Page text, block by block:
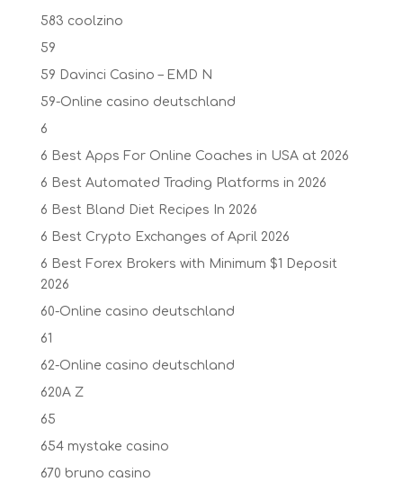
583 coolzino
59
59 Davinci Casino – EMD N
59-Online casino deutschland
6
6 Best Apps For Online Coaches in USA at 2026
6 Best Automated Trading Platforms in 2026
6 Best Bland Diet Recipes In 2026
6 Best Crypto Exchanges of April 2026
6 Best Forex Brokers with Minimum $1 Deposit ️
2026
60-Online casino deutschland
61
62-Online casino deutschland
620A Z
65
654 mystake casino
670 bruno casino